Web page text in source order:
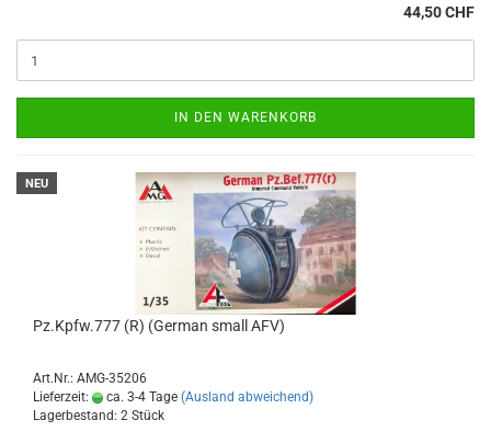
44,50 CHF
IN DEN WARENKORB
NEU
Pz.Kpfw.777 (R) (German small AFV)
Art.Nr.: AMG-35206
Lieferzeit:
ca. 3-4 Tage (Ausland abweichend)
Lagerbestand: 2 Stück